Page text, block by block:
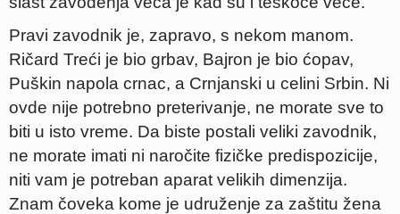
Pravi zavodnik je, zapravo, s nekom manom.
Ričard Treći je bio grbav, Bajron je bio ćopav,
Puškin napola crnac, a Crnjanski u celini Srbin. Ni
ovde nije potrebno preterivanje, ne morate sve to
biti u isto vreme. Da biste postali veliki zavodnik,
ne morate imati ni naročite fizičke predispozicije,
niti vam je potreban aparat velikih dimenzija.
Znam čoveka kome je udruženje za zaštitu žena